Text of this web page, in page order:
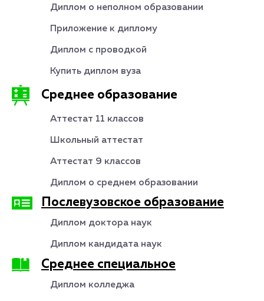
Диплом о неполном образовании
Приложение к диплому
Диплом с проводкой
Купить диплом вуза
Среднее образование
Аттестат 11 классов
Школьный аттестат
Аттестат 9 классов
Диплом о среднем образовании
Послевузовское образование
Диплом доктора наук
Диплом кандидата наук
Среднее специальное
Диплом колледжа